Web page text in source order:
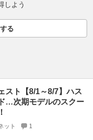
しよう
る
スト【8/1～8/7】ハス
…次期モデルのスクー
ット 1